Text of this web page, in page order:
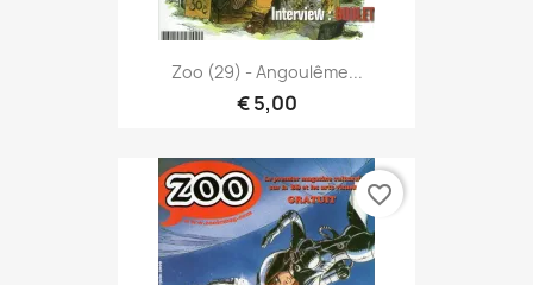
Zoo (29) - Angoulême...
€ 5,00
favorite_border